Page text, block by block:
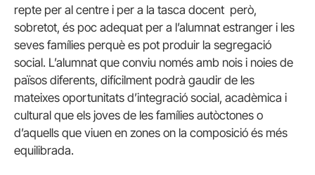
repte per al centre i per a la tasca docent però,
sobretot, és poc adequat per a l’alumnat estranger i les
seves famílies perquè es pot produir la segregació
social. L’alumnat que conviu només amb nois i noies de
països diferents, difícilment podrà gaudir de les
mateixes oportunitats d’integració social, acadèmica i
cultural que els joves de les famílies autòctones o
d’aquells que viuen en zones on la composició és més
equilibrada.